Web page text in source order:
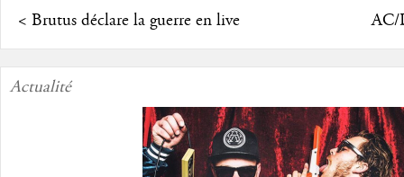
< Brutus déclare la guerre en live AC/
Actualité